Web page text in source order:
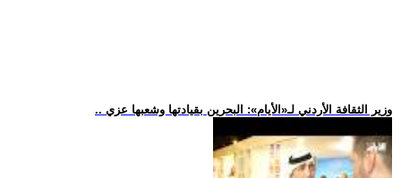
.. وزير الثقافة الأردني لـ«الأيام»: البحرين بقيادتها وشعبها عزي